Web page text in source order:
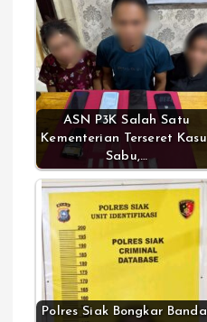
ASN P3K Salah Satu
Kementerian Terseret
Sabu,…
Polres Siak Bongkar